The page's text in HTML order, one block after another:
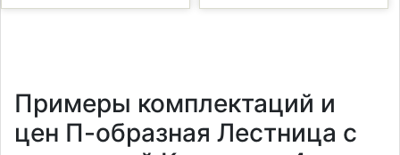
Примеры комплектаций и
цен П-образная Лестница с